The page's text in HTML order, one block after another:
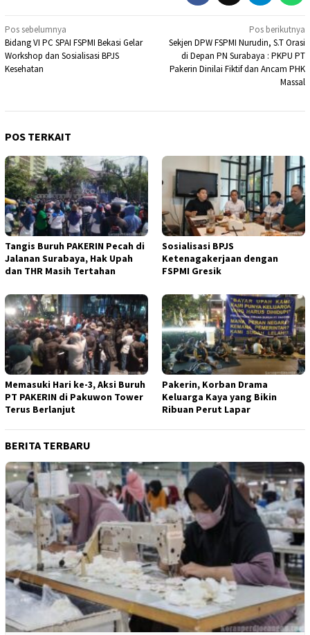
Navigasi
pos
Pos sebelumnya
Bidang VI PC SPAI FSPMI Bekasi Gelar
Workshop dan Sosialisasi BPJS
Kesehatan
Pos berikutnya
Sekjen DPW FSPMI Nurudin, S.T Orasi
di Depan PN Surabaya : PKPU PT
Pakerin Dinilai Fiktif dan Ancam PHK
Massal
POS TERKAIT
Tangis Buruh PAKERIN Pecah di
Jalanan Surabaya, Hak Upah
dan THR Masih Tertahan
Sosialisasi BPJS
Ketenagakerjaan dengan
FSPMI Gresik
Memasuki Hari ke-3, Aksi Buruh
PT PAKERIN di Pakuwon Tower
Terus Berlanjut
Pakerin, Korban Drama
Keluarga Kaya yang Bikin
Ribuan Perut Lapar
BERITA TERBARU